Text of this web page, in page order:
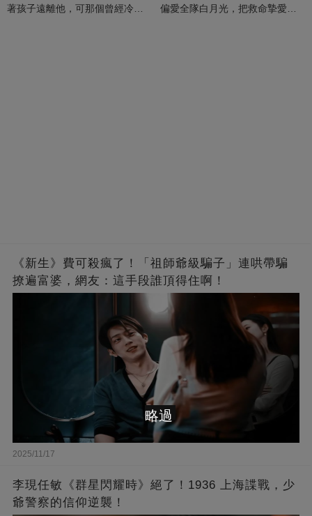
著孩子遠離他，可那個曾經冷漠
偏愛全隊白月光，把救命摯愛當
《新生》費可殺瘋了！「祖師爺級騙子」連哄帶騙
撩遍富婆，網友：這手段誰頂得住啊！
2025/11/17
李現任敏《群星閃耀時》絕了！1936 上海諜戰，少
爺警察的信仰逆襲！
略過